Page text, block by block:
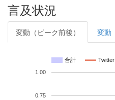
言及状況
変動（ピーク前後） 変動
合計
0.75
1.00